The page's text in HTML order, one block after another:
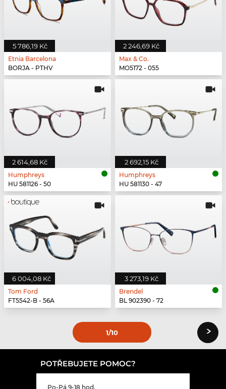
5 786,19 Kč
Etnia Barcelona
BORJA - PTHV
2 246,69 Kč
Max & Co.
MO5172 - 055
2 614,68 Kč
Humphreys
HU 581126 - 50
2 692,15 Kč
Humphreys
HU 581130 - 47
6 004,08 Kč
Tom Ford
FT5542-B - 56A
3 273,19 Kč
Brendel
BL 902390 - 72
1/10 ›
POTŘEBUJETE POMOC?
Po-Pá 9-18 hod.